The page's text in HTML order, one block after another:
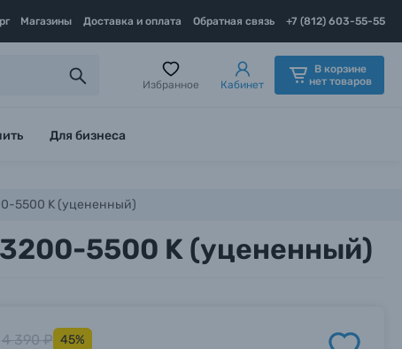
Магазины Доставка и оплата Обратная связь +7 (812) 603-55-55
Избранное Кабинет
В корзине
нет товаров
Для бизнеса
5500 K (уцененный)
3200-5500 K (уцененный)
4 390 ₽ 45%